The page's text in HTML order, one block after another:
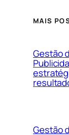
MAIS
Gestão
Gestão